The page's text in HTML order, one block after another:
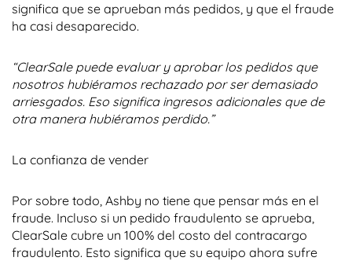
significa que se aprueban más pedidos, y que el fraude
ha casi desaparecido.
“ClearSale puede evaluar y aprobar los pedidos que
nosotros hubiéramos rechazado por ser demasiado
arriesgados. Eso significa ingresos adicionales que de
otra manera hubiéramos perdido.”
La confianza de vender
Por sobre todo, Ashby no tiene que pensar más en el
fraude. Incluso si un pedido fraudulento se aprueba,
ClearSale cubre un 100% del costo del contracargo
fraudulento. Esto significa que su equipo ahora sufre